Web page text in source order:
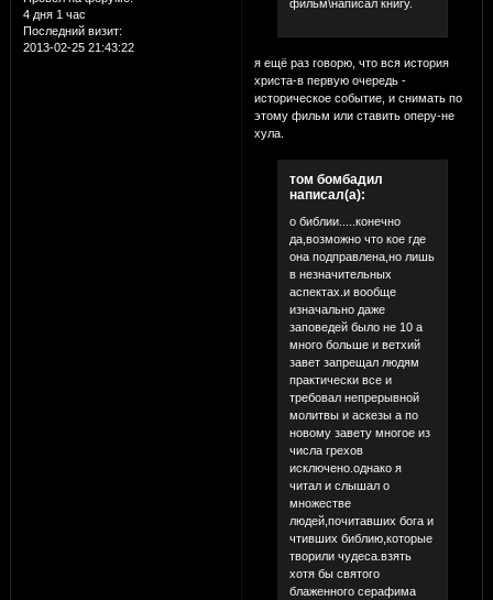
4 дня 1 час
Последний визит:
2013-02-25 21:43:22
фильм\написал книгу.
я ещё раз говорю, что вся история
христа-в первую очередь -
историческое событие, и снимать по
этому фильм или ставить оперу-не
хула.
том бомбадил
написал(а):
о библии.....конечно
да,возможно что кое где
она подправлена,но лишь
в незначительных
аспектах.и вообще
изначально даже
заповедей было не 10 а
много больше и ветхий
завет запрещал людям
практически все и
требовал непрерывной
молитвы и аскезы а по
новому завету многое из
числа грехов
исключено.однако я
читал и слышал о
множестве
людей,почитавших бога и
чтивших библию,которые
творили чудеса.взять
хотя бы святого
блаженного серафима